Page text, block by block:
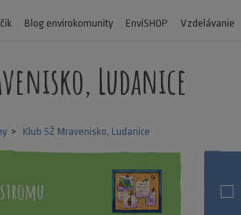
Blog envirokomunity EnviSHOP Vzdelávanie
Ludanice
Klub SŽ Mravenisko, Ludanice